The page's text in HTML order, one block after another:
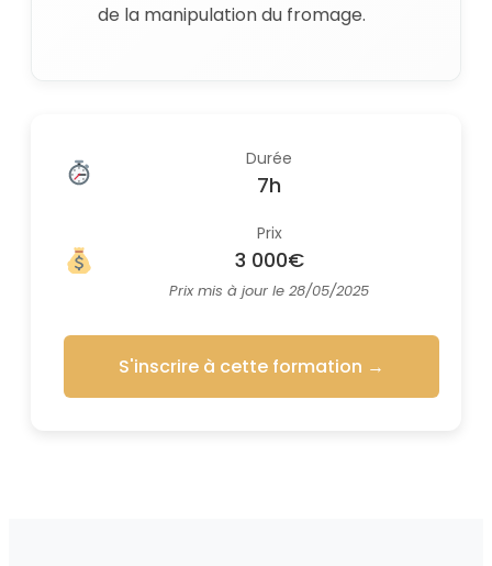
de la manipulation du fromage.
Durée
7h
Prix
3 000€
Prix mis à jour le 28/05/2025
S'inscrire à cette formation →